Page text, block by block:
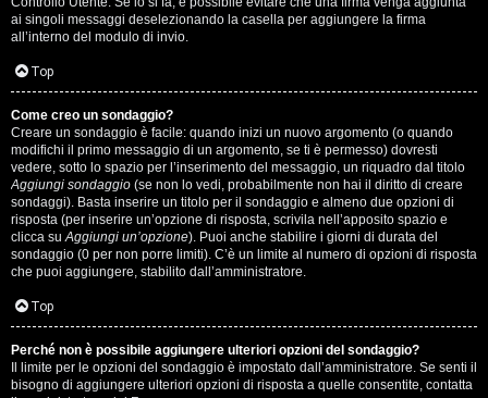
ai singoli messaggi deselezionando la casella per aggiungere la firma
all’interno del modulo di invio.
Top
Come creo un sondaggio?
Creare un sondaggio è facile: quando inizi un nuovo argomento (o quando
modifichi il primo messaggio di un argomento, se ti è permesso) dovresti
vedere, sotto lo spazio per l’inserimento del messaggio, un riquadro dal titolo
Aggiungi sondaggio (se non lo vedi, probabilmente non hai il diritto di creare
sondaggi). Basta inserire un titolo per il sondaggio e almeno due opzioni di
risposta (per inserire un’opzione di risposta, scrivila nell’apposito spazio e
clicca suAggiungi un’opzione). Puoi anche stabilire i giorni di durata del
sondaggio (0 per non porre limiti). C’è un limite al numero di opzioni di risposta
che puoi aggiungere, stabilito dall’amministratore.
Top
Perché non è possibile aggiungere ulteriori opzioni del sondaggio?
Il limite per le opzioni del sondaggio è impostato dall’amministratore. Se senti il
bisogno di aggiungere ulteriori opzioni di risposta a quelle consentite, contatta
l
i
d
i
G
i
g
i
D
'
A